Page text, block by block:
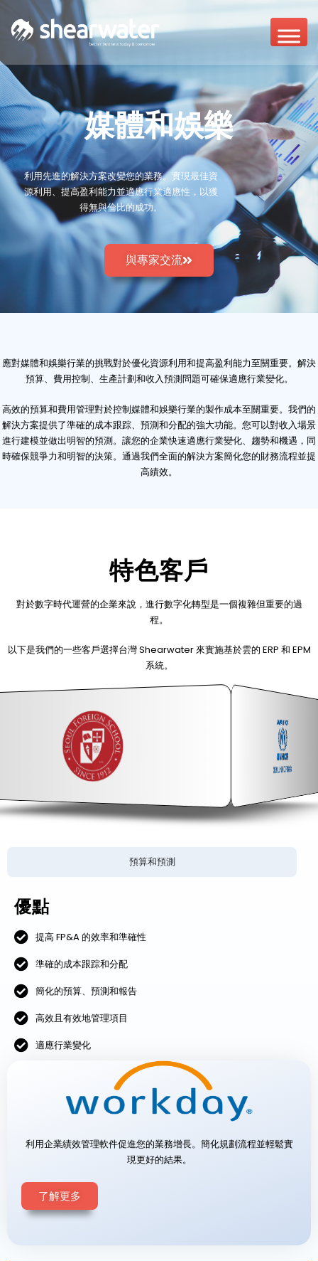
媒體和娛樂
利用先進的解決方案改變您的業務。實現最佳資
源利用、提高盈利能力並適應行業適應性，以獲
得無與倫比的成功。
與專家交流
應對媒體和娛樂行業的挑戰對於優化資源利用和提高盈利能力至關重要。解決
預算、費用控制、生產計劃和收入預測問題可確保適應行業變化。
高效的預算和費用管理對於控制媒體和娛樂行業的製作成本至關重要。我們的
解決方案提供了準確的成本跟踪、預測和分配的強大功能。您可以對收入場景
進行建模並做出明智的預測。讓您的企業快速適應行業變化、趨勢和機遇，同
時確保競爭力和明智的決策。通過我們全面的解決方案簡化您的財務流程並提
高績效。
特色客戶
對於數字時代運營的企業來說，進行數字化轉型是一個複雜但重要的過
程。
以下是我們的一些客戶選擇台灣 Shearwater 來實施基於雲的 ERP 和 EPM
系統。
預算和預測
優點
提高 FP&A 的效率和準確性
準確的成本跟踪和分配
簡化的預算、預測和報告
高效且有效地管理項目
適應行業變化
利用企業績效管理軟件促進您的業務增長。簡化規劃流程並輕鬆實
現更好的結果。
了解更多